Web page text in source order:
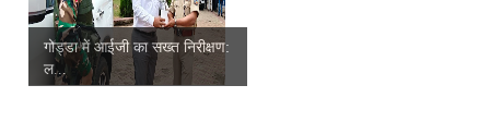
गोड्डा में आईजी का सख्त निरीक्षण:
ल...